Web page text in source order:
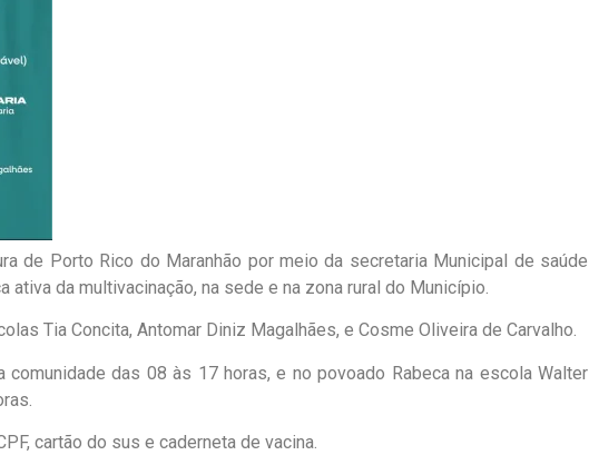
de Porto Rico do Maranhão por meio da secretaria Municipal de saúde
ativa da multivacinação, na sede e na zona rural do Município.
Tia Concita, Antomar Diniz Magalhães, e Cosme Oliveira de Carvalho.
comunidade das 08 às 17 horas, e no povoado Rabeca na escola Walter
cartão do sus e caderneta de vacina.